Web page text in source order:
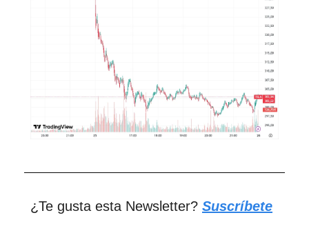
¿Te gusta esta Newsletter? Suscríbete